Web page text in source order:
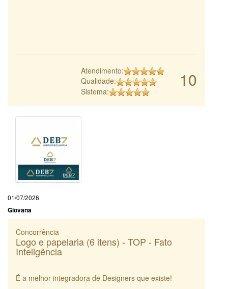
10
Atendimento:
Qualidade:
Sistema:
01/07/2026
Giovana
Concorrência
Logo e papelaria (6 itens) - TOP - Fato
Inteligência
É a melhor integradora de Designers que existe!